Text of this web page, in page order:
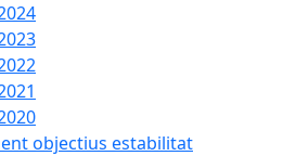
objectius estabilitat